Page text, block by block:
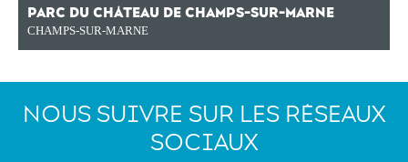
PARC DU CHÂTEAU DE CHAMPS-SUR-MARNE
CHAMPS-SUR-MARNE
NOUS SUIVRE SUR LES RÉSEAUX
SOCIAUX